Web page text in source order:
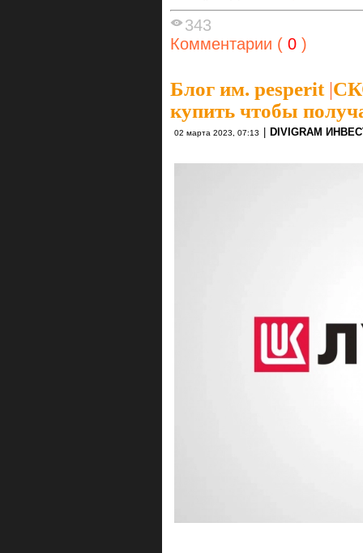
343
Комментарии ( 0 )
Блог им. pesperit|
купить чтобы
02 марта 2023, 07:13 DIVIGRAM